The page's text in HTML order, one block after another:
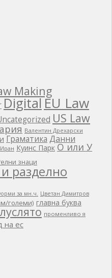
Making
DigitalEU Law
US Law
Валентин Дрехарски
Граматика Данни
Иран Куинс Парк О или У
знаци
разделно
за мн.ч. Цветан Димитров
големи) главна буква
променливо я
на ес